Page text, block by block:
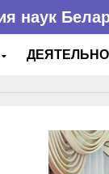
наук